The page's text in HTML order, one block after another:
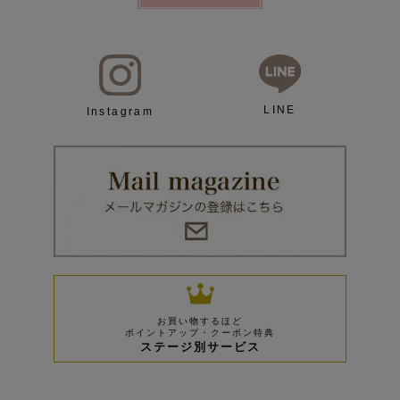
Instagram LINE
お買い物するほど
ポイントアップ・クーポン特典
ステージ別サービス